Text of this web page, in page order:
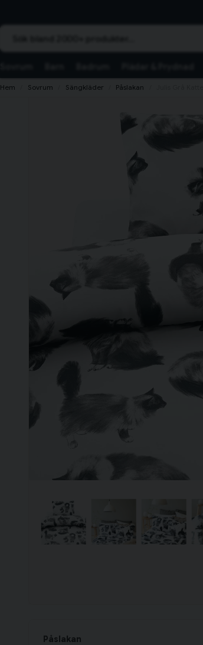
Hem Sovrum Sängkläder Påslakan
Påslakan